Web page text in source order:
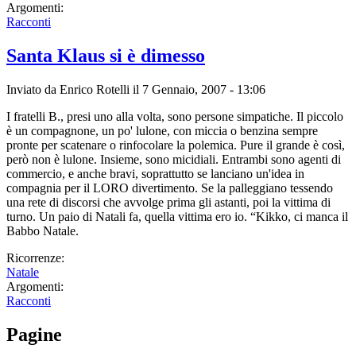
Argomenti:
Racconti
Santa Klaus si è dimesso
Inviato da Enrico Rotelli il 7 Gennaio, 2007 - 13:06
I fratelli B., presi uno alla volta, sono persone simpatiche. Il piccolo
è un compagnone, un po' lulone, con miccia o benzina sempre
pronte per scatenare o rinfocolare la polemica. Pure il grande è così,
però non è lulone. Insieme, sono micidiali. Entrambi sono agenti di
commercio, e anche bravi, soprattutto se lanciano un'idea in
compagnia per il LORO divertimento. Se la palleggiano tessendo
una rete di discorsi che avvolge prima gli astanti, poi la vittima di
turno. Un paio di Natali fa, quella vittima ero io. “Kikko, ci manca il
Babbo Natale.
Ricorrenze:
Natale
Argomenti:
Racconti
Pagine